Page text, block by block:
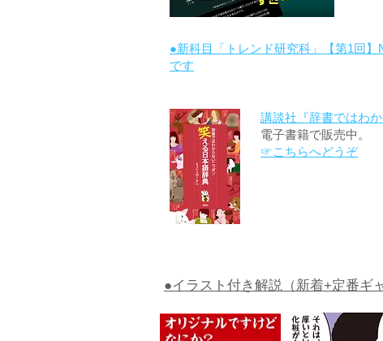
●新科目「トレンド研究科」【第1回
です
講談社『辞書ではわ
電子書籍で販売中。
☞こちらへどうぞ
●イラスト付き解説（新着+定番ギ